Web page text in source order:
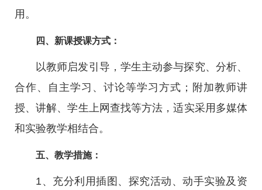
用。
四、新课授课方式：
以教师启发引导，学生主动参与探究、分析、
合作、自主学习、讨论等学习方式；附加教师讲
授、讲解、学生上网查找等方法，适实采用多媒体
和实验教学相结合。
五、教学措施：
1、充分利用插图、探究活动、动手实验及资